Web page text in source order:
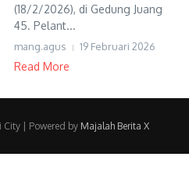
(18/2/2026), di Gedung Juang
45. Pelant...
mang.agus 19 Februari 2026
Read More
| Powered by Majalah Berita X